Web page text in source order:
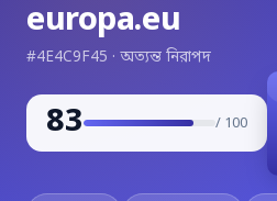
europa.eu
#4E4C9F45 · অত্যন্ত নিরাপদ
83 / 100